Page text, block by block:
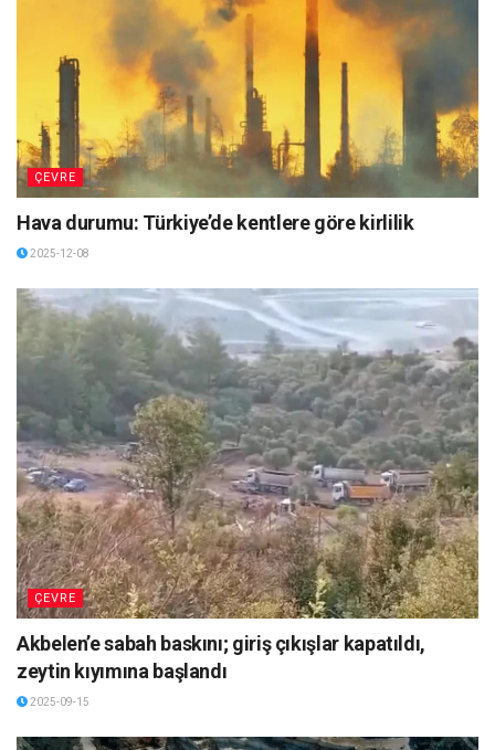
ÇEVRE
Hava durumu: Türkiye’de kentlere göre kirlilik
2025-12-08
ÇEVRE
Akbelen’e sabah baskını; giriş çıkışlar kapatıldı,
zeytin kıyımına başlandı
2025-09-15